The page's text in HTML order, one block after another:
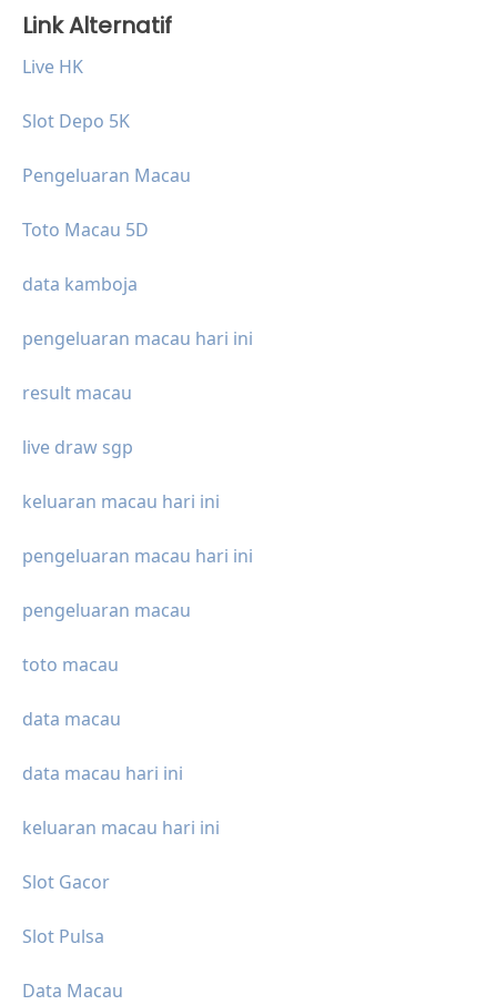
Link Alternatif
Live HK
Slot Depo 5K
Pengeluaran Macau
Toto Macau 5D
data kamboja
pengeluaran macau hari ini
result macau
live draw sgp
keluaran macau hari ini
pengeluaran macau hari ini
pengeluaran macau
toto macau
data macau
data macau hari ini
keluaran macau hari ini
Slot Gacor
Slot Pulsa
Data Macau